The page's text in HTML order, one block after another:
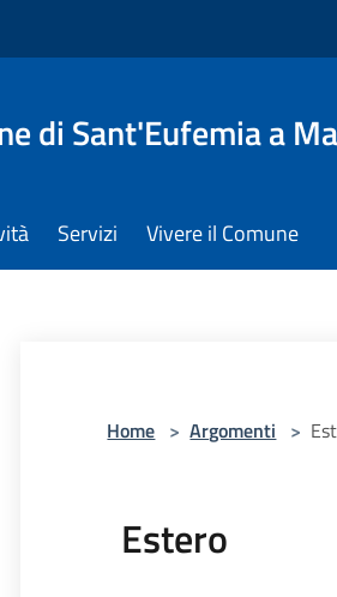
di Sant'Eufemia a
Servizi Vivere il Comune
Home > Argomenti >
Estero